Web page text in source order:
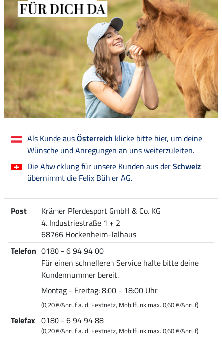
Als Kunde ausÖsterreich klicke bitte hier, um deine
Wünsche und Anregungen an uns weiterzuleiten.
Die Abwicklung für unsere Kunden aus derSchweiz
übernimmt die Felix Bühler AG.
Post
Krämer Pferdesport GmbH & Co. KG
4. Industriestraße 1 + 2
68766 Hockenheim-Talhaus
Telefon 0180 - 6 94 94 00
Für einen schnelleren Service halte bitte deine
Kundennummer bereit.
Montag - Freitag: 8:00 - 18:00 Uhr
(0,20 €/Anruf a. d. Festnetz, Mobilfunk max. 0,60 €/Anruf)
Telefax 0180 - 6 94 94 88
(0,20 €/Anruf a. d. Festnetz, Mobilfunk max. 0,60 €/Anruf)